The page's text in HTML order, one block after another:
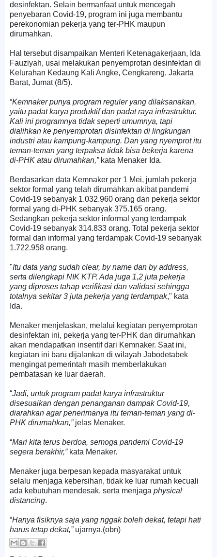
desinfektan. Selain bermanfaat untuk mencegah
penyebaran Covid-19, program ini juga membantu
perekonomian pekerja yang ter-PHK maupun
dirumahkan.
Hal tersebut disampaikan Menteri Ketenagakerjaan, Ida
Fauziyah, usai melakukan penyemprotan desinfektan di
Kelurahan Kedaung Kali Angke, Cengkareng, Jakarta
Barat, Jumat (8/5).
“Kemnaker punya program reguler yang dilaksanakan,
yaitu padat karya produktif dan padat raya infrastruktur.
Kali ini programnya tidak seperti umumnya, tapi
dialihkan ke penyemprotan disinfektan di lingkungan
industri atau kampung-kampung. Dan yang nyemprot itu
teman-teman yang terpaksa tidak bisa bekerja karena
di-PHK atau dirumahkan,” kata Menaker Ida.
Berdasarkan data Kemnaker per 1 Mei, jumlah pekerja
sektor formal yang telah dirumahkan akibat pandemi
Covid-19 sebanyak 1.032.960 orang dan pekerja sektor
formal yang di-PHK sebanyak 375.165 orang.
Sedangkan pekerja sektor informal yang terdampak
Covid-19 sebanyak 314.833 orang. Total pekerja sektor
formal dan informal yang terdampak Covid-19 sebanyak
1.722.958 orang.
"Itu data yang sudah clear, by name dan by address,
serta dilengkapi NIK KTP. Ada juga 1,2 juta pekerja
yang diproses tahap verifikasi dan validasi sehingga
totalnya sekitar 3 juta pekerja yang terdampak," kata
Ida.
Menaker menjelaskan, melalui kegiatan penyemprotan
desinfektan ini, pekerja yang ter-PHK dan dirumahkan
akan mendapatkan insentif dari Kemnaker. Saat ini,
kegiatan ini baru dijalankan di wilayah Jabodetabek
mengingat pemerintah masih memberlakukan
pembatasan ke luar daerah.
“Jadi, untuk program padat karya infrastruktur
disesuaikan dengan penanganan dampak Covid-19,
diarahkan agar penerimanya itu teman-teman yang di-
PHK dirumahkan,”jelas Menaker.
“Mari kita terus berdoa, semoga pandemi Covid-19
segera berakhir,”kata Menaker.
Menaker juga berpesan kepada masyarakat untuk
selalu menjaga kebersihan, tidak ke luar rumah kecuali
ada kebutuhan mendesak, serta menjaga physical
distancing.
“Hanya fisiknya saja yang nggakboleh dekat, tetapi hati
harus tetap dekat,”ujarnya.(obn)